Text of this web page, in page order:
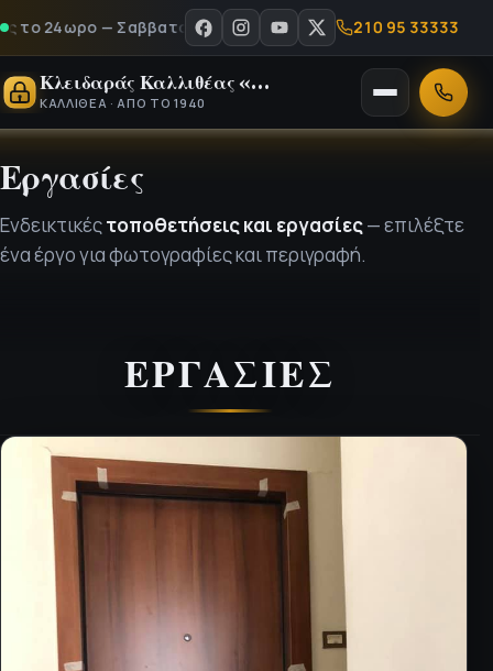
24ωρο — Σαββατοκύριακα & αργίες - Καλέστε μας στο 210
210 95 33333
Κλειδαράς Καλλιθέας «Ο Νίκος»
ΚΑΛΛΙΘΈΑ · ΑΠΌ ΤΟ 1940
Άνοιγμα
μενού
Κλήση
Εργασίες
Ενδεικτικέςτοποθετήσεις και εργασίες— επιλέξτε
ένα έργο για φωτογραφίες και περιγραφή.
ΕΡΓΑΣΊΕΣ